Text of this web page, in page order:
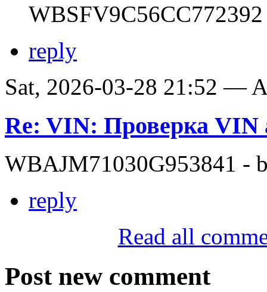
WBSFV9C56CC772392
reply
Sat, 2026-03-28 21:52 —
Re: VIN: Проверка VIN
WBAJM71030G953841 -
reply
Read all
Post new comment